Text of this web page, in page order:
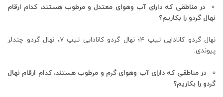
در مناطقی که دارای آب وهوای معتدل و مرطوب هستند، کدام ارقام
نهال گردو را بکاریم؟
نهال گردو کانادایی تیپ 4؛ نهال گردو کانادایی تیپ 7، نهال گردو چندلر
پیوندی.
در مناطقی که دارای آب وهوای گرم و مرطوب هستند، کدام ارقام نهال
گردو را بکاریم؟